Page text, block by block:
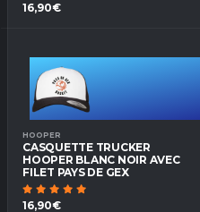
16,90€
HOOPER
CASQUETTE TRUCKER
HOOPER BLANC NOIR AVEC
FILET PAYS DE GEX
16,90€